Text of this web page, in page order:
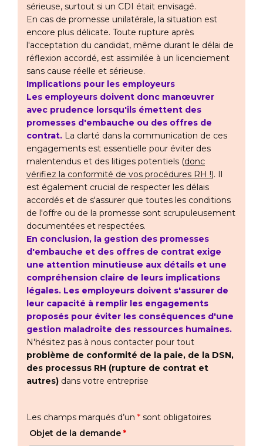
sérieuse, surtout si un CDI était envisagé.
En cas de promesse unilatérale, la situation est
encore plus délicate. Toute rupture après
l'acceptation du candidat, même durant le délai de
réflexion accordé, est assimilée à un licenciement
sans cause réelle et sérieuse.
Implications pour les employeurs
Les employeurs doivent donc manœuvrer
avec prudence lorsqu'ils émettent des
promesses d'embauche ou des offres de
contrat. La clarté dans la communication de ces
engagements est essentielle pour éviter des
malentendus et des litiges potentiels (donc
vérifiez la conformité de vos procédures RH !). Il
est également crucial de respecter les délais
accordés et de s'assurer que toutes les conditions
de l'offre ou de la promesse sont scrupuleusement
documentées et respectées.
En conclusion, la gestion des promesses
d'embauche et des offres de contrat exige
une attention minutieuse aux détails et une
compréhension claire de leurs implications
légales. Les employeurs doivent s'assurer de
leur capacité à remplir les engagements
proposés pour éviter les conséquences d'une
gestion maladroite des ressources humaines.
N'hésitez pas à nous contacter pour tout
problème de conformité de la paie, de la DSN,
des processus RH (rupture de contrat et
autres) dans votre entreprise
Les champs marqués d’un * sont obligatoires
Objet de la demande *